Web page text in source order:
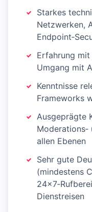
Starkes
Netzwerken,
Erfahrung mit
Umgang mit
Kenntnisse
Frameworks
Ausgeprägte
allen Ebenen
Sehr gute
(mindestens
Dienstreisen